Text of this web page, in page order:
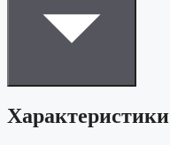
Характеристики